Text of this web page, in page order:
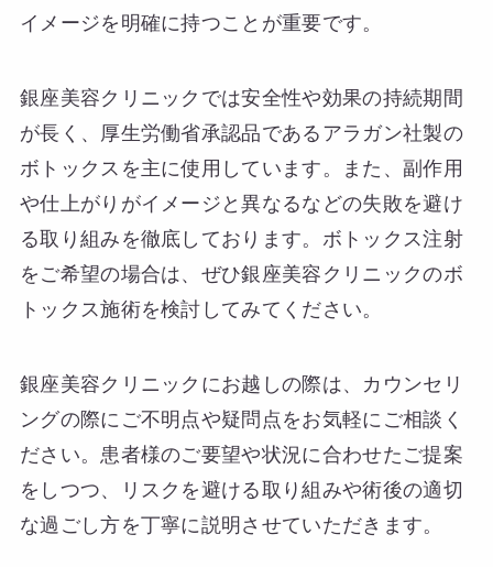
イメージを明確に持つことが重要です。
銀座美容クリニックでは安全性や効果の持続期間
が長く、厚生労働省承認品であるアラガン社製の
ボトックスを主に使用しています。また、副作用
や仕上がりがイメージと異なるなどの失敗を避け
る取り組みを徹底しております。ボトックス注射
をご希望の場合は、ぜひ銀座美容クリニックのボ
トックス施術を検討してみてください。
銀座美容クリニックにお越しの際は、カウンセリ
ングの際にご不明点や疑問点をお気軽にご相談く
ださい。患者様のご要望や状況に合わせたご提案
をしつつ、リスクを避ける取り組みや術後の適切
な過ごし方を丁寧に説明させていただきます。